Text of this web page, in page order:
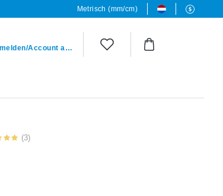
Metrisch (mm/cm)
Aanmelden/Account aanmaken
(3)